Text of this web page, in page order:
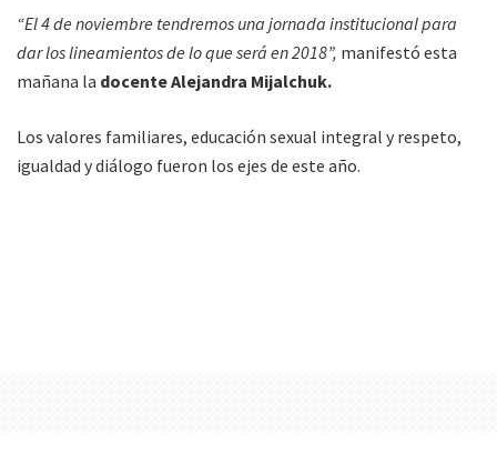
“El 4 de noviembre tendremos una jornada institucional para
dar los lineamientos de lo que será en 2018”, manifestó esta
mañana la docente Alejandra Mijalchuk.
Los valores familiares, educación sexual integral y respeto,
igualdad y diálogo fueron los ejes de este año.